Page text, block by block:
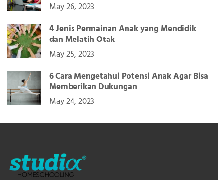
May 26, 2023
4 Jenis Permainan Anak yang Mendidik
dan Melatih Otak
May 25, 2023
6 Cara Mengetahui Potensi Anak Agar Bisa
Memberikan Dukungan
May 24, 2023